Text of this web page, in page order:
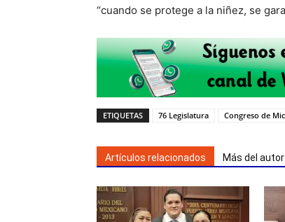
“cuando se protege a la niñez, se
ETIQUETAS 76 Legislatura Congreso de
Artículos relacionados Más del autor